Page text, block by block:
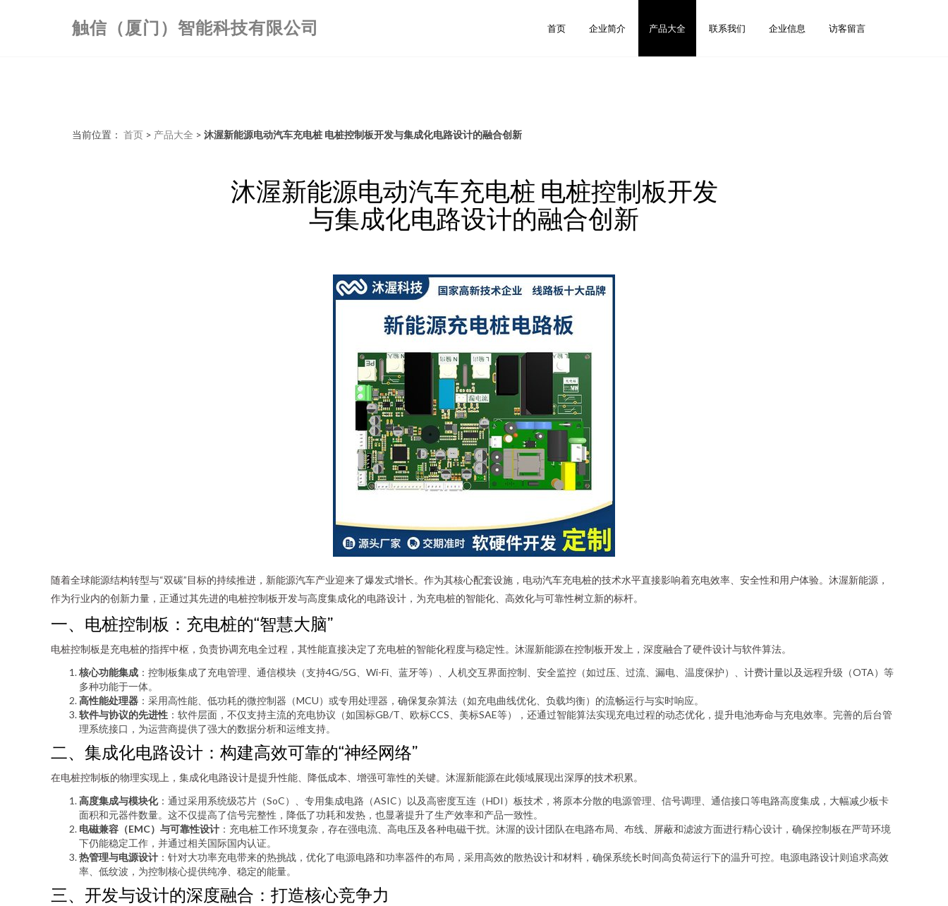
触信（厦门）智能科技有限公司 首页 企业简介 产品大全 联系我们 企业信息 访客留言
当前位置： 首页 > 产品大全 > 沐渥新能源电动汽车充电桩 电桩控制板开发与集成化电路设计的融合创新
沐渥新能源电动汽车充电桩 电桩控制板开发
与集成化电路设计的融合创新
随着全球能源结构转型与“双碳”目标的持续推进，新能源汽车产业迎来了爆发式增长。作为其核心配套设施，电动汽车充电桩的技术水平直接影响着充电效率、安全性和用户体验。沐渥新能源，
作为行业内的创新力量，正通过其先进的电桩控制板开发与高度集成化的电路设计，为充电桩的智能化、高效化与可靠性树立新的标杆。
一、电桩控制板：充电桩的“智慧大脑”
电桩控制板是充电桩的指挥中枢，负责协调充电全过程，其性能直接决定了充电桩的智能化程度与稳定性。沐渥新能源在控制板开发上，深度融合了硬件设计与软件算法。
核心功能集成 ：控制板集成了充电管理、通信模块（支持4G/5G、Wi-Fi、蓝牙等）、人机交互界面控制、安全监控（如过压、过流、漏电、温度保护）、计费计量以及远程升级（OTA）等
多种功能于一体。
高性能处理器 ：采用高性能、低功耗的微控制器（MCU）或专用处理器，确保复杂算法（如充电曲线优化、负载均衡）的流畅运行与实时响应。
软件与协议的先进性 ：软件层面，不仅支持主流的充电协议（如国标GB/T、欧标CCS、美标SAE等），还通过智能算法实现充电过程的动态优化，提升电池寿命与充电效率。完善的后台管
理系统接口，为运营商提供了强大的数据分析和运维支持。
二、集成化电路设计：构建高效可靠的“神经网络”
在电桩控制板的物理实现上，集成化电路设计是提升性能、降低成本、增强可靠性的关键。沐渥新能源在此领域展现出深厚的技术积累。
高度集成与模块化：通过采用系统级芯片（SoC）、专用集成电路（ASIC）以及高密度互连（HDI）板技术，将原本分散的电源管理、信号调理、通信接口等电路高度集成，大幅减少板卡
面积和元器件数量。这不仅提高了信号完整性，降低了功耗和发热，也显著提升了生产效率和产品一致性。
电磁兼容（EMC）与可靠性设计 ：充电桩工作环境复杂，存在强电流、高电压及各种电磁干扰。沐渥的设计团队在电路布局、布线、屏蔽和滤波方面进行精心设计，确保控制板在严苛环境
下仍能稳定工作，并通过相关国际国内认证。
热管理与电源设计 ：针对大功率充电带来的热挑战，优化了电源电路和功率器件的布局，采用高效的散热设计和材料，确保系统长时间高负荷运行下的温升可控。电源电路设计则追求高效
率、低纹波，为控制核心提供纯净、稳定的能量。
三、开发与设计的深度融合：打造核心竞争力